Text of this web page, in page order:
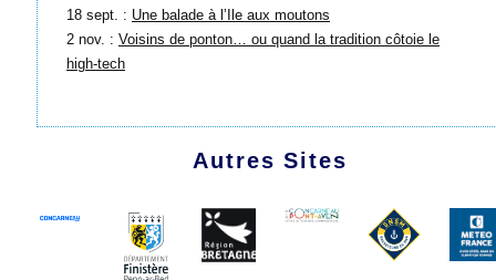
18 sept. : Une balade à l’Ile aux moutons
2 nov. : Voisins de ponton… ou quand la tradition côtoie le
high-tech
Autres Sites